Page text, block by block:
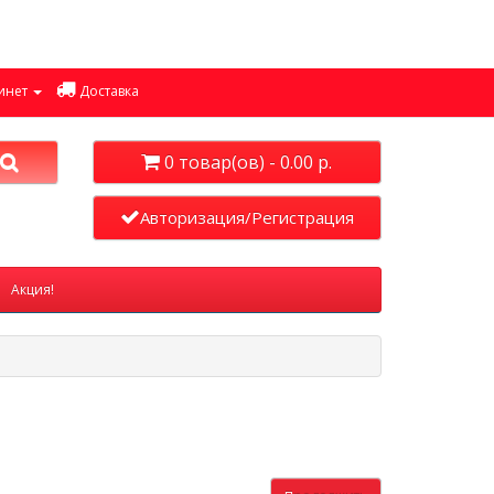
Доставка
0 товар(ов) - 0.00 р.
Авторизация/Регистрация
Акция!